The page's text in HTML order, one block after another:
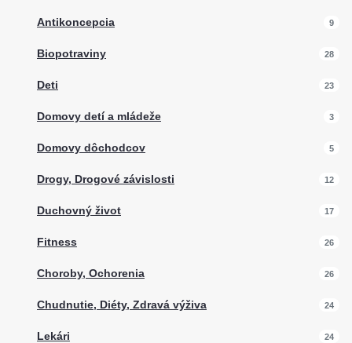
Antikoncepcia 9
Biopotraviny 28
Deti 23
Domovy detí a mládeže 3
Domovy dôchodcov 5
Drogy, Drogové závislosti 12
Duchovný život 17
Fitness 26
Choroby, Ochorenia 26
Chudnutie, Diéty, Zdravá výživa 24
Lekári 24